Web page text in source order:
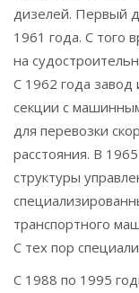
дизелей. Первый
1961 года. С того
на
С 1962 года
секции с
для перевозки
расстояния. В
структуры
транспортного
С тех пор
С 1988 по 1995